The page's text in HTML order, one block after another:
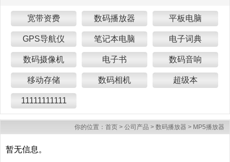
宽带资费 数码播放器 平板电脑
GPS导航仪 笔记本电脑 电子词典
数码摄像机 电子书 数码音响
移动存储 数码相机 超级本
11111111111
你的位置： 首页 > 公司产品 > 数码播放器 > MP5播放器
暂无信息。